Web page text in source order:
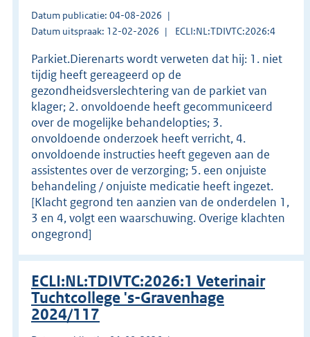
Datum publicatie: 04-08-2026
Datum uitspraak: 12-02-2026
ECLI:NL:TDIVTC:2026:4
Parkiet.Dierenarts wordt verweten dat hij: 1. niet
tijdig heeft gereageerd op de
gezondheidsverslechtering van de parkiet van
klager; 2. onvoldoende heeft gecommuniceerd
over de mogelijke behandelopties; 3.
onvoldoende onderzoek heeft verricht, 4.
onvoldoende instructies heeft gegeven aan de
assistentes over de verzorging; 5. een onjuiste
behandeling / onjuiste medicatie heeft ingezet.
[Klacht gegrond ten aanzien van de onderdelen 1,
3 en 4, volgt een waarschuwing. Overige klachten
ongegrond]
ECLI:NL:TDIVTC:2026:1 Veterinair
Tuchtcollege 's-Gravenhage
2024/117